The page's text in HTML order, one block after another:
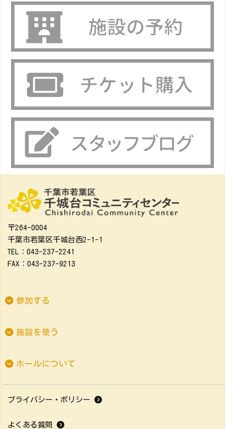
〒264-0004
千葉市若葉区千城台西2-1-1
TEL：043-237-2241
FAX：043-237-9213
参加する
施設を使う
ホールについて
プライバシー・ポリシー
よくある質問